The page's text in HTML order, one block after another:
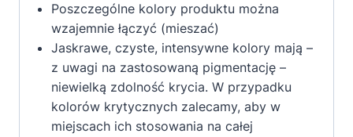
Poszczególne kolory produktu można
wzajemnie łączyć (mieszać)
Jaskrawe, czyste, intensywne kolory mają –
z uwagi na zastosowaną pigmentację –
niewielką zdolność krycia. W przypadku
kolorów krytycznych zalecamy, aby w
miejscach ich stosowania na całej